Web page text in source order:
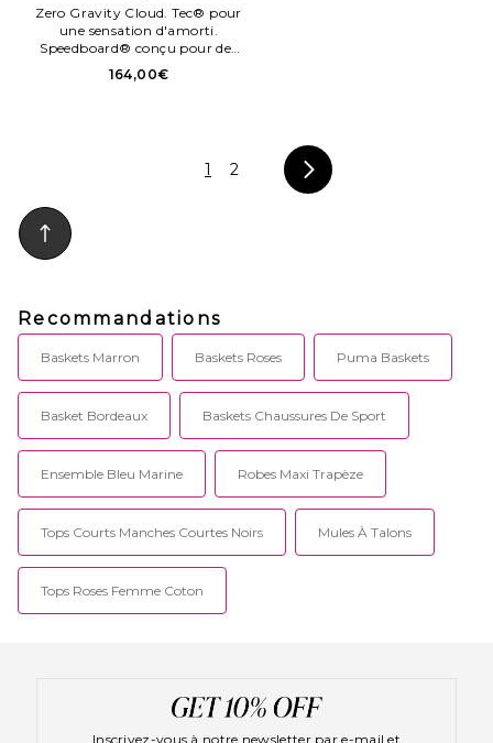
Zero Gravity Cloud. Tec® pour
une sensation d'amorti.
Speedboard® conçu pour des
performances et un soutien
tout au long de la journée. New
164,00€
1 2
Recommandations
Baskets Marron Baskets Roses Puma Baskets
Basket Bordeaux Baskets Chaussures De Sport
Ensemble Bleu Marine Robes Maxi Trapèze
Tops Courts Manches Courtes Noirs Mules À Talons
Tops Roses Femme Coton
Inscrivez-vous à notre newsletter par e-mail et